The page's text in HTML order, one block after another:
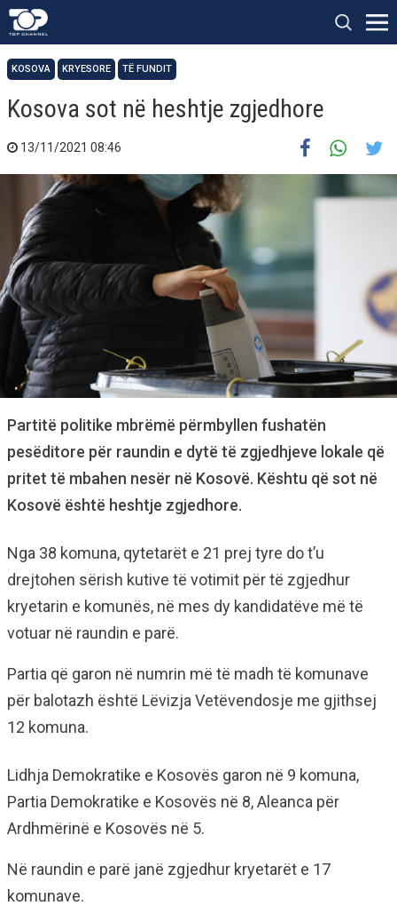
KOSOVA KRYESORE TË FUNDIT
Kosova sot ​në heshtje zgjedhore
13/11/2021 08:46
Partitë politike mbrëmë përmbyllen fushatën
pesëditore për raundin e dytë të zgjedhjeve lokale që
pritet të mbahen nesër në Kosovë. Kështu që sot në
Kosovë është heshtje zgjedhore.
Nga 38 komuna, qytetarët e 21 prej tyre do t’u
drejtohen sërish kutive të votimit për të zgjedhur
kryetarin e komunës, në mes dy kandidatëve më të
votuar në raundin e parë.
Partia që garon në numrin më të madh të komunave
për balotazh është Lëvizja Vetëvendosje me gjithsej
12 komuna.
Lidhja Demokratike e Kosovës garon në 9 komuna,
Partia Demokratike e Kosovës në 8, Aleanca për
Ardhmërinë e Kosovës në 5.
Në raundin e parë janë zgjedhur kryetarët e 17
komunave.